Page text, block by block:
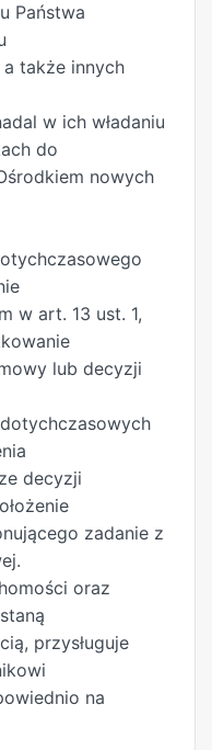
z dniem podjęcia
należności,
Ośrodka z tytułu
być prowadzona
uzyskiwanych,
po tym
które
braku odmiennej
dokonać
jaka mu
Ośrodka, jeżeli
Sądowego, na
20 sierpnia 1997
(Dz. U. poz.
1 stycznia
dzierżawy
Krajowy
o którym
określonym w
przejętym w
na
5. 6. Do
nie stosuje się art.
r. o
Państwa
także innych
w ich władaniu
do
nowych
w art. 13 ust. 1,
lub decyzji
decyzji
zadanie z
oraz
przysługuje
na